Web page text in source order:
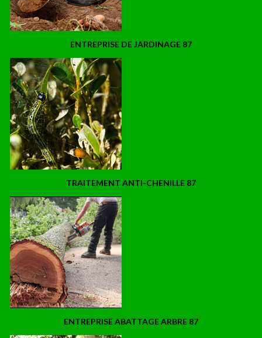
ENTREPRISE DE JARDINAGE 87
TRAITEMENT ANTI-CHENILLE 87
ENTREPRISE ABATTAGE ARBRE 87